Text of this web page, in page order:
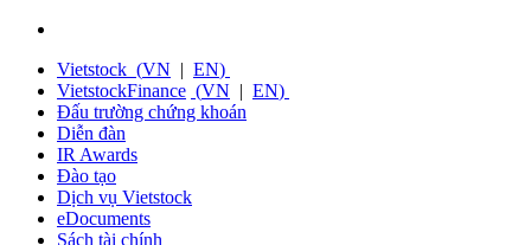
Vietstock (VN | EN)
VietstockFinance (VN | EN)
Đấu trường chứng khoán
Diễn đàn
IR Awards
Đào tạo
Dịch vụ Vietstock
eDocuments
Sách tài chính